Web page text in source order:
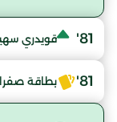
81' قويدري
81' بطاقة